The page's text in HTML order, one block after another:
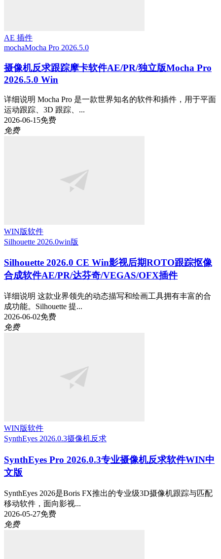
AE 插件
mochaMocha Pro 2026.5.0
摄像机反求跟踪摩卡软件AE/PR/独立版Mocha Pro
2026.5.0 Win
详细说明 Mocha Pro 是一款世界知名的软件和插件，用于平面
运动跟踪、3D 跟踪、...
2026-06-15免费
免费
WIN版软件
Silhouette 2026.0win版
Silhouette 2026.0 CE Win影视后期ROTO跟踪抠像
合成软件AE/PR/达芬奇/VEGAS/OFX插件
详细说明 这款业界领先的动态描写和绘画工具拥有丰富的合
成功能。Silhouette 提...
2026-06-02免费
免费
WIN版软件
SynthEyes 2026.0.3摄像机反求
SynthEyes Pro 2026.0.3专业摄像机反求软件WIN中
文版
SynthEyes 2026是Boris FX推出的专业级3D摄像机跟踪与匹配
移动软件，面向影视...
2026-05-27免费
免费